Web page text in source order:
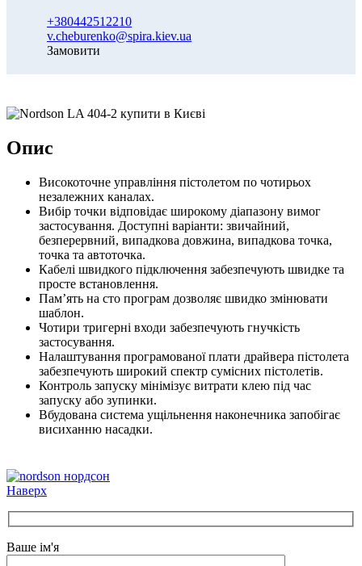
+380442512210
v.cheburenko@spira.kiev.ua
Замовити
Опис
Високоточне управління пістолетом по чотирьох
незалежних каналах.
Вибір точки відповідає широкому діапазону вимог
застосування. Доступні варіанти: звичайний,
безперервний, випадкова довжина, випадкова точка,
точка та автоточка.
Кабелі швидкого підключення забезпечують швидке та
просте встановлення.
Пам’ять на сто програм дозволяє швидко змінювати
шаблон.
Чотири тригерні входи забезпечують гнучкість
застосування.
Налаштування програмованої плати драйвера пістолета
забезпечують широкий спектр сумісних пістолетів.
Контроль запуску мінімізує витрати клею під час
запуску або зупинки.
Вбудована система ущільнення наконечника запобігає
висиханню насадки.
Наверх
Ваше ім'я